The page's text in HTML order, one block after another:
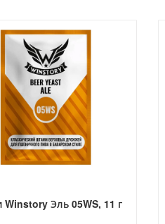
Эль 05WS, 11 г